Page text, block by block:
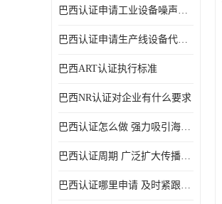
巴西认证申请工业设备噪声控制认证规范
巴西认证申请生产线设备代理机构选择
巴西ART认证执行标准
巴西NR认证对企业有什么要求
巴西认证怎么做 强力吸引海外投资
巴西认证周期 广泛扩大传播范围
巴西认证哪里申请 及时紧跟法规变化